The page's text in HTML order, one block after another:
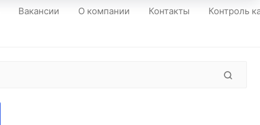
Вакансии О компании Контакты Контроль